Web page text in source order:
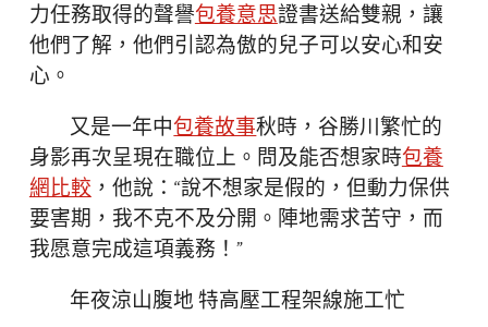
力任務取得的聲譽包養意思證書送給雙親，讓
他們了解，他們引認為傲的兒子可以安心和安
心。
又是一年中包養故事秋時，谷勝川繁忙的
身影再次呈現在職位上。問及能否想家時包養
網比較 ，他說：“說不想家是假的，但動力保供
要害期，我不克不及分開。陣地需求苦守，而
我愿意完成這項義務！”
年夜涼山腹地 特高壓工程架線施工忙